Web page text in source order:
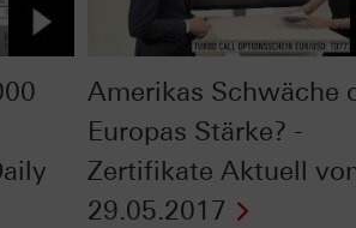
Amerikas Schwäche
Europas Stärke? -
Zertifikate Aktuell
29.05.2017